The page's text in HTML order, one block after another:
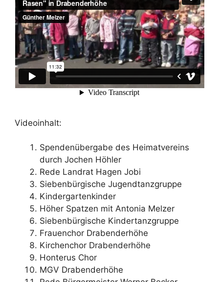
Videoinhalt:
Spendenübergabe des Heimatvereins
durch Jochen Höhler
Rede Landrat Hagen Jobi
Siebenbürgische Jugendtanzgruppe
Kindergartenkinder
Höher Spatzen mit Antonia Melzer
Siebenbürgische Kindertanzgruppe
Frauenchor Drabenderhöhe
Kirchenchor Drabenderhöhe
Honterus Chor
MGV Drabenderhöhe